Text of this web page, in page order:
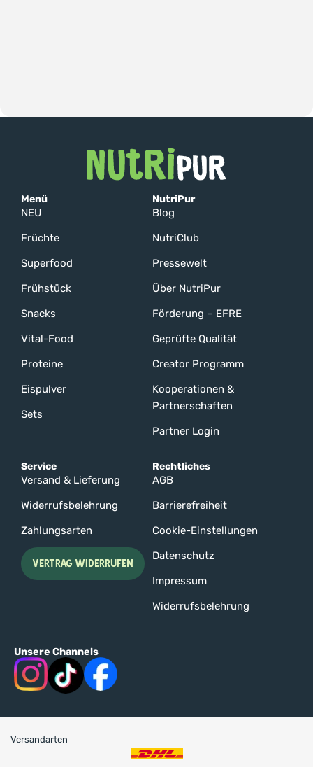
Menü
NEU
Früchte
Superfood
Frühstück
Snacks
Vital-Food
Proteine
Eispulver
Sets
NutriPur
Blog
NutriClub
Pressewelt
Über NutriPur
Förderung – EFRE
Geprüfte Qualität
Creator Programm
Kooperationen &
Partnerschaften
Partner Login
Service
Versand & Lieferung
Widerrufsbelehrung
Zahlungsarten
VERTRAG WIDERRUFEN
Rechtliches
AGB
Barrierefreiheit
Cookie-Einstellungen
Datenschutz
Impressum
Widerrufsbelehrung
Unsere Channels
Versandarten